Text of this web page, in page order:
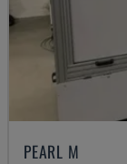
PEARL M